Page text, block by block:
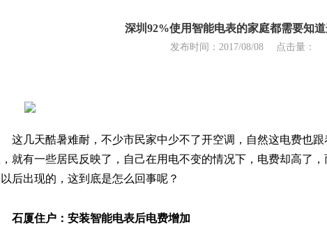
深圳92%使用智能电表的家庭都需要知
发布时间：2017/08/08 点击量：
这几天酷暑难耐，不少市民家中少不了开空调，自然这电费也
就有一些居民反映了，自己在用电不变的情况下，电费却高了
后出现的，这到底是怎么回事呢？
石厦住户：安装智能电表后电费增加